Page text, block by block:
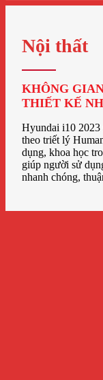
Nội thất
KHÔNG
THIẾT KẾ
Hyundai i10 2023
theo triết lý
dụng, khoa học
giúp người sử
nhanh chóng,